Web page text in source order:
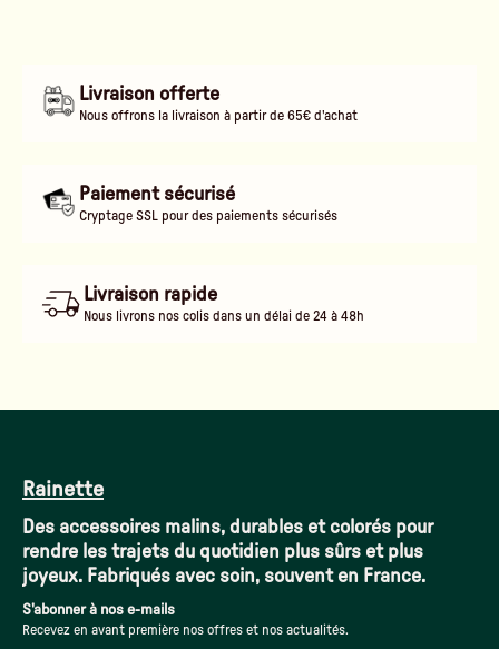
Livraison offerte
Nous offrons la livraison à partir de 65€ d'achat
Paiement sécurisé
Cryptage SSL pour des paiements sécurisés
Livraison rapide
Nous livrons nos colis dans un délai de 24 à 48h
Rainette
Des accessoires malins, durables et colorés pour
rendre les trajets du quotidien plus sûrs et plus
joyeux. Fabriqués avec soin, souvent en France.
S'abonner à nos e-mails
Recevez en avant première nos offres et nos actualités.